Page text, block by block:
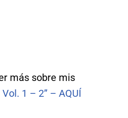
más sobre mis
1 – 2” – AQUÍ